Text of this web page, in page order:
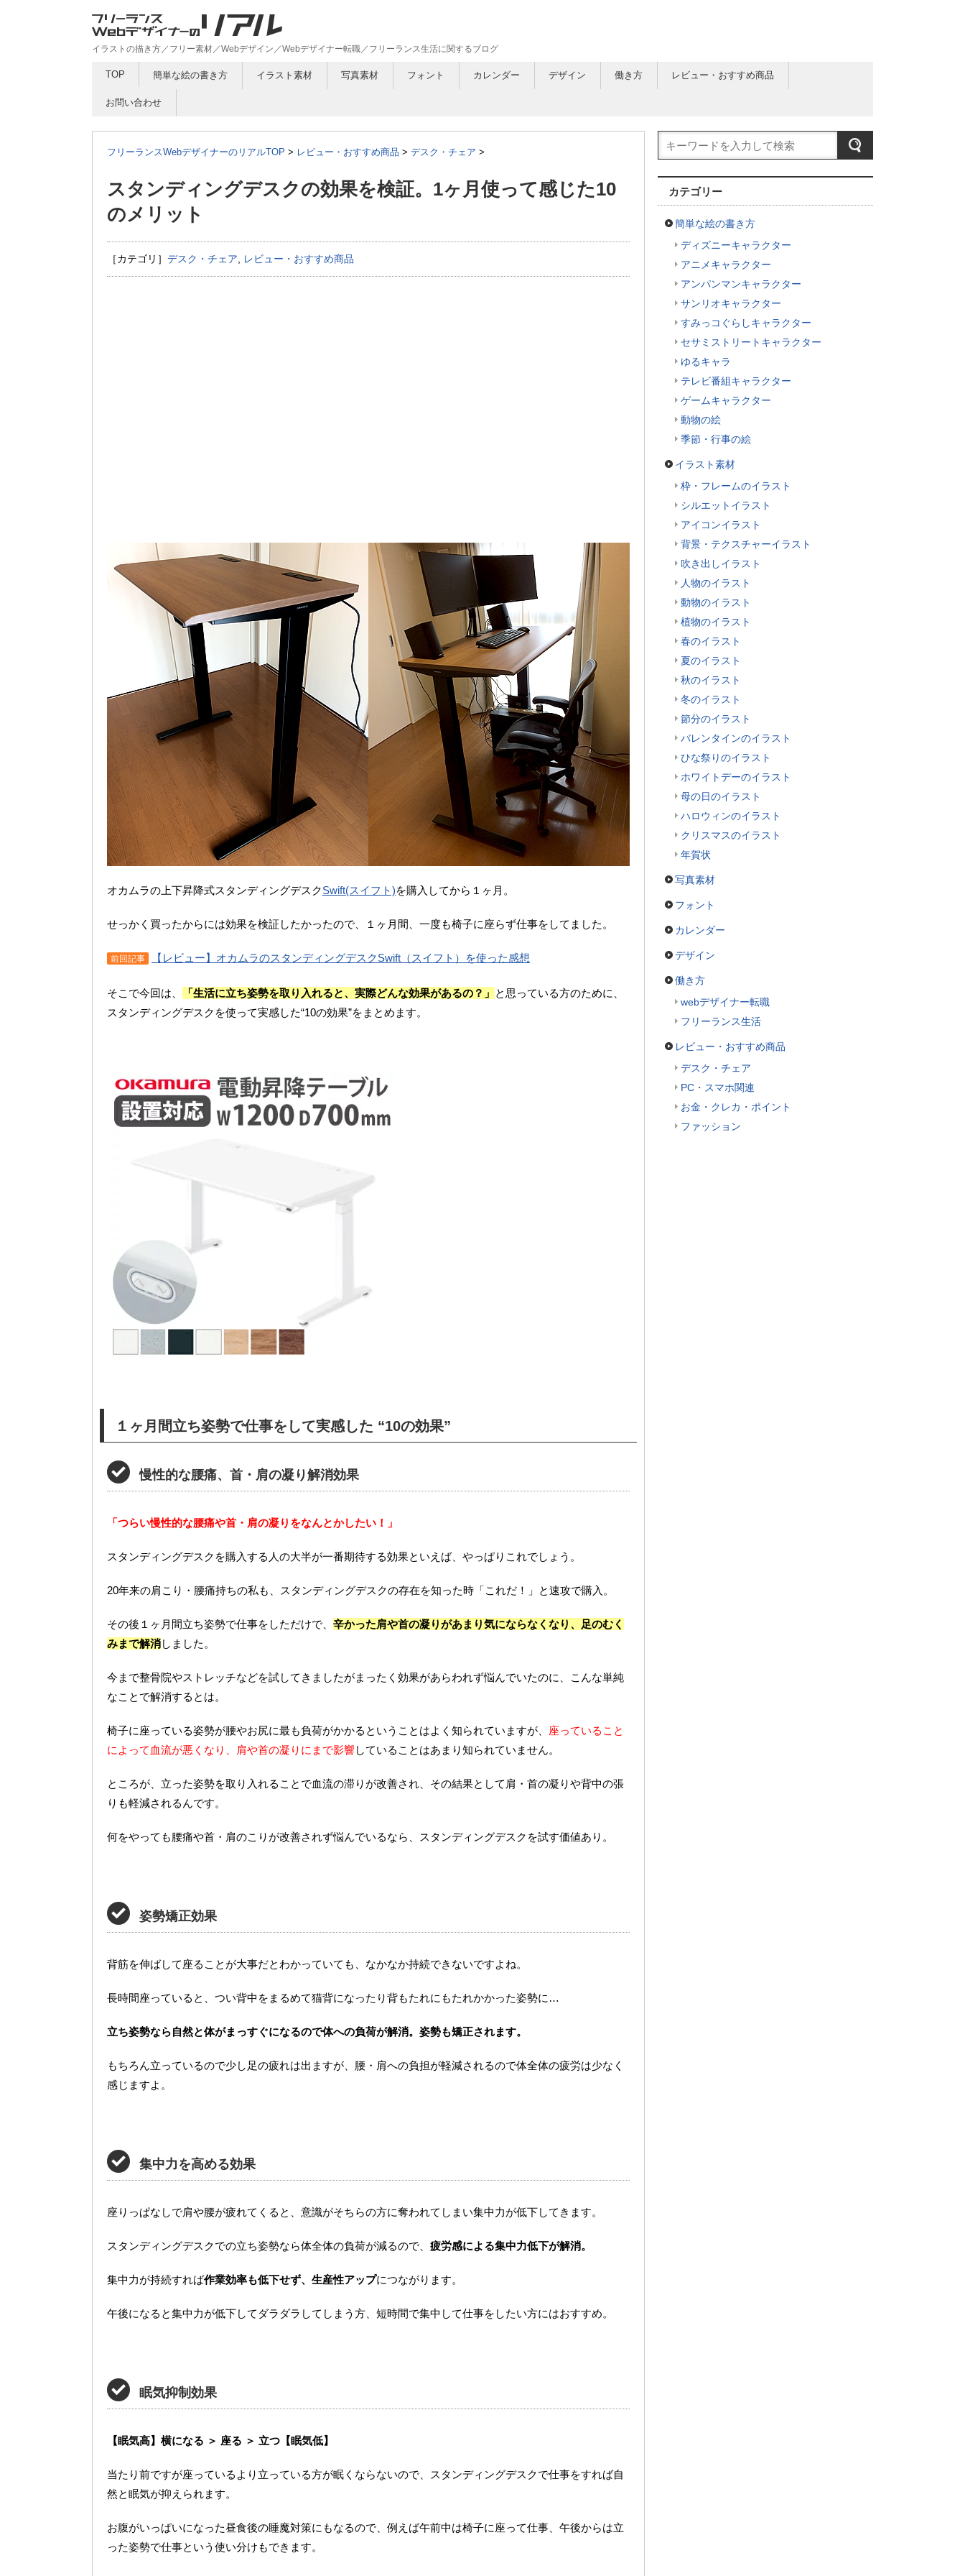
イラストの描き方／フリー素材／Webデザイン／Webデザイナー転職／フリーランス生活に関するブログ
TOP 簡単な絵の書き方 イラスト素材 写真素材 フォント カレンダー デザイン 働き方 レビュー・おすすめ商品
お問い合わせ
フリーランスWebデザイナーのリアルTOP > レビュー・おすすめ商品 > デスク・チェア >
スタンディングデスクの効果を検証。1ヶ月使って感じた10
のメリット
［カテゴリ］ デスク・チェア レビュー・おすすめ商品
オカムラの上下昇降式スタンディングデスクSwift(スイフト)を購入してから１ヶ月。
せっかく買ったからには効果を検証したかったので、１ヶ月間、一度も椅子に座らず仕事をしてました。
前回記事 【レビュー】オカムラのスタンディングデスクSwift（スイフト）を使った感想
そこで今回は、 「生活に立ち姿勢を取り入れると、実際どんな効果があるの？」 と思っている方のために、
スタンディングデスクを使って実感した“10の効果”をまとめます。
１ヶ月間立ち姿勢で仕事をして実感した “10の効果”
慢性的な腰痛、首・肩の凝り解消効果
「つらい慢性的な腰痛や首・肩の凝りをなんとかしたい！」
スタンディングデスクを購入する人の大半が一番期待する効果といえば、やっぱりこれでしょう。
20年来の肩こり・腰痛持ちの私も、スタンディングデスクの存在を知った時「これだ！」と速攻で購入。
その後１ヶ月間立ち姿勢で仕事をしただけで、 辛かった肩や首の凝りがあまり気にならなくなり、足のむく
みまで解消しました。
今まで整骨院やストレッチなどを試してきましたがまったく効果があらわれず悩んでいたのに、こんな単純
なことで解消するとは。
椅子に座っている姿勢が腰やお尻に最も負荷がかかるということはよく知られていますが、 座っていること
によって血流が悪くなり、肩や首の凝りにまで影響していることはあまり知られていません。
ところが、立った姿勢を取り入れることで血流の滞りが改善され、その結果として肩・首の凝りや背中の張
りも軽減されるんです。
何をやっても腰痛や首・肩のこりが改善されず悩んでいるなら、スタンディングデスクを試す価値あり。
姿勢矯正効果
背筋を伸ばして座ることが大事だとわかっていても、なかなか持続できないですよね。
長時間座っていると、つい背中をまるめて猫背になったり背もたれにもたれかかった姿勢に…
立ち姿勢なら自然と体がまっすぐになるので体への負荷が解消。姿勢も矯正されます。
もちろん立っているので少し足の疲れは出ますが、腰・肩への負担が軽減されるので体全体の疲労は少なく
感じますよ。
集中力を高める効果
座りっぱなしで肩や腰が疲れてくると、意識がそちらの方に奪われてしまい集中力が低下してきます。
スタンディングデスクでの立ち姿勢なら体全体の負荷が減るので、 疲労感による集中力低下が解消。
集中力が持続すれば作業効率も低下せず、生産性アップにつながります。
午後になると集中力が低下してダラダラしてしまう方、短時間で集中して仕事をしたい方にはおすすめ。
眠気抑制効果
【眠気高】横になる ＞ 座る ＞ 立つ【眠気低】
当たり前ですが座っているより立っている方が眠くならないので、スタンディングデスクで仕事をすれば自
然と眠気が抑えられます。
お腹がいっぱいになった昼食後の睡魔対策にもなるので、例えば午前中は椅子に座って仕事、午後からは立
った姿勢で仕事という使い分けもできます。
カテゴリー
簡単な絵の書き方
ディズニーキャラクター
アニメキャラクター
アンパンマンキャラクター
サンリオキャラクター
すみっコぐらしキャラクター
セサミストリートキャラクター
ゆるキャラ
テレビ番組キャラクター
ゲームキャラクター
動物の絵
季節・行事の絵
イラスト素材
枠・フレームのイラスト
シルエットイラスト
アイコンイラスト
背景・テクスチャーイラスト
吹き出しイラスト
人物のイラスト
動物のイラスト
植物のイラスト
春のイラスト
夏のイラスト
秋のイラスト
冬のイラスト
節分のイラスト
バレンタインのイラスト
ひな祭りのイラスト
ホワイトデーのイラスト
母の日のイラスト
ハロウィンのイラスト
クリスマスのイラスト
年賀状
写真素材
フォント
カレンダー
デザイン
働き方
webデザイナー転職
フリーランス生活
レビュー・おすすめ商品
デスク・チェア
PC・スマホ関連
お金・クレカ・ポイント
ファッション